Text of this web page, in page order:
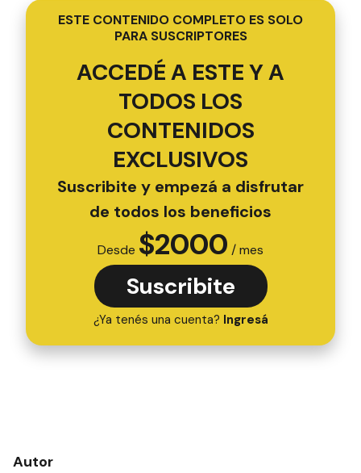
ESTE CONTENIDO COMPLETO ES SOLO
PARA SUSCRIPTORES
ACCEDÉ A ESTE Y A
TODOS LOS
CONTENIDOS
EXCLUSIVOS
Suscribite y empezá a disfrutar
de todos los beneficios
Desde $2000 / mes
Suscribite
¿Ya tenés una cuenta? Ingresá
Autor